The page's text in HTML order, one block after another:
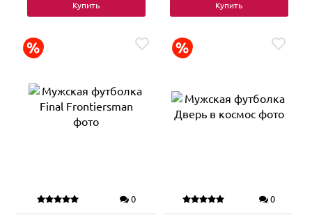
Купить Купить
0 0